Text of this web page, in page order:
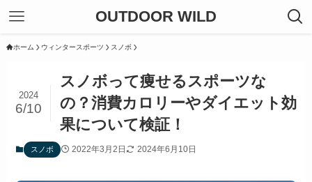
OUTDOOR WILD
ホーム ウィンタースポーツ スノボ
スノボって痩せるスポーツな
の？消費カロリーやダイエット効
果について検証！
2024
6/10
スノボ 2022年3月2日 2024年6月10日